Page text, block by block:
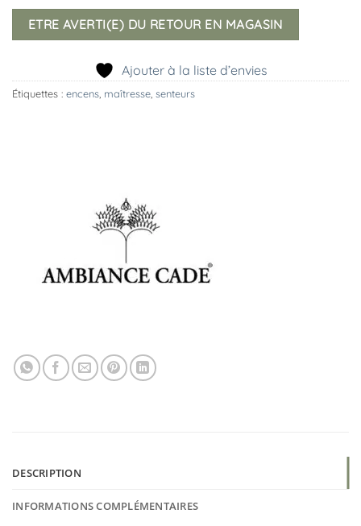
ETRE AVERTI(E) DU RETOUR EN MAGASIN
Ajouter à la liste d’envies
Étiquettes : encens, maîtresse, senteurs
DESCRIPTION
INFORMATIONS COMPLÉMENTAIRES